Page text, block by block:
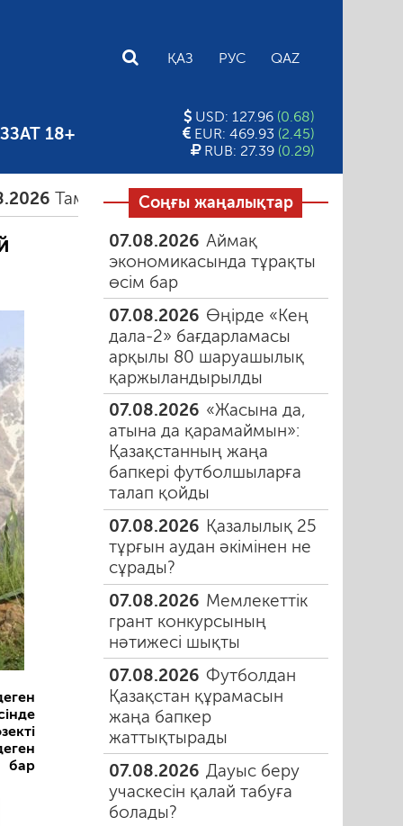
ҚАЗ РУС QAZ
18+
USD: 127.96 (0.68)
EUR: 469.93 (2.45)
RUB: 27.39 (0.29)
таңғы түтін 06.08.2026 Құмарлық
бар
Соңғы жаңалықтар
07.08.2026 Аймақ
экономикасында тұрақты
өсім бар
07.08.2026 Өңірде «Кең
дала-2» бағдарламасы
арқылы 80 шаруашылық
қаржыландырылды
07.08.2026 «Жасына да,
атына да қарамаймын»:
Қазақстанның жаңа
бапкері футболшыларға
талап қойды
07.08.2026 Қазалылық 25
тұрғын аудан әкімінен не
сұрады?
07.08.2026 Мемлекеттік
грант конкурсының
нәтижесі шықты
07.08.2026 Футболдан
Қазақстан құрамасын
жаңа бапкер
жаттықтырады
07.08.2026 Дауыс беру
учаскесін қалай табуға
болады?